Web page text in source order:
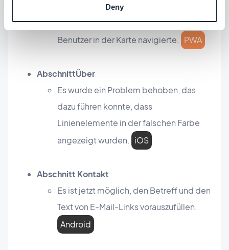
Deny
dazu führte, dass die Kartenansicht
geschlossen wurde, während der
Benutzer in der Karte navigierte. PWA
AbschnittÜber
Es wurde ein Problem behoben, das
dazu führen konnte, dass
Linienelemente in der falschen Farbe
angezeigt wurden. iOS
Abschnitt Kontakt
Es ist jetzt möglich, den Betreff und den
Text von E-Mail-Links vorauszufüllen.
Android